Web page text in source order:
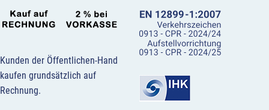
Kunden der Öffentlichen-Hand
kaufen grundsätzlich auf
Rechnung.